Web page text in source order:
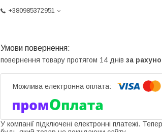
+380985372951
повернення товару протягом 14 днів за
У компанії підключені електронні платежі.